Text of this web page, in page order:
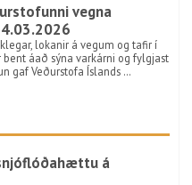
vegna
lokanir á vegum og tafir í
áað sýna varkárni og fylgjast
gaf Veðurstofa Íslands …
á